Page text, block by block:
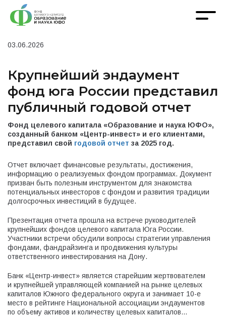
03.06.2026
Крупнейший эндаумент
фонд юга России представил
публичный годовой отчет
Фонд целевого капитала «Образование и наука ЮФО»,
созданный банком «Центр-инвест» и его клиентами,
представил свой годовой отчет за 2025 год.
Отчет включает финансовые результаты, достижения,
информацию о реализуемых фондом программах. Документ
призван быть полезным инструментом для знакомства
потенциальных инвесторов с фондом и развития традиции
долгосрочных инвестиций в будущее.
Презентация отчета прошла на встрече руководителей
крупнейших фондов целевого капитала Юга России.
Участники встречи обсудили вопросы стратегии управления
фондами, фандрайзинга и продвижения культуры
ответственного инвестирования на Дону.
Банк «Центр-инвест» является старейшим жертвователем
и крупнейшей управляющей компанией на рынке целевых
капиталов Южного федерального округа и занимает 10-е
место в рейтинге Национальной ассоциации эндаументов
по объему активов и количеству целевых капиталов